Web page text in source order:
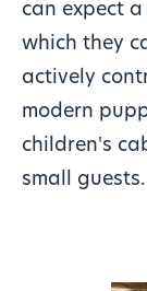
can expect
which they
actively
modern
children's
small guests.